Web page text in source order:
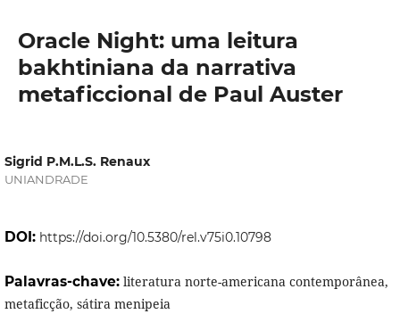
Oracle Night: uma leitura
bakhtiniana da narrativa
metaficcional de Paul Auster
Sigrid P.M.L.S. Renaux
UNIANDRADE
DOI: https://doi.org/10.5380/rel.v75i0.10798
Palavras-chave: literatura norte-americana contemporânea,
metaficção, sátira menipeia